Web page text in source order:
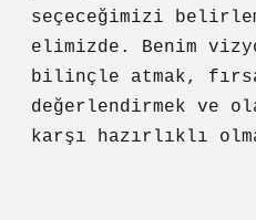
seçeceğimizi
elimizde. Benim
bilinçle atmak,
değerlendirmek ve
karşı hazırlıklı